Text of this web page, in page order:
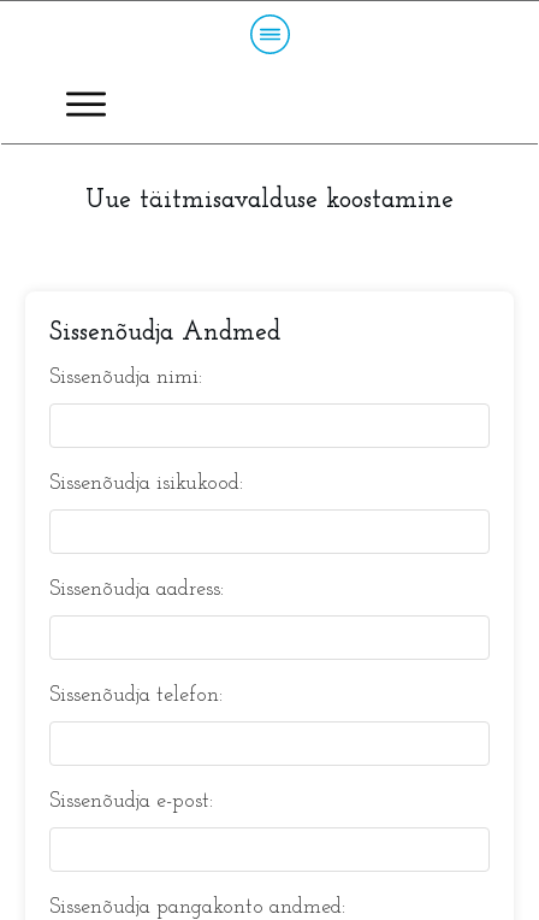
Uue täitmisavalduse koostamine
Sissenõudja Andmed
Sissenõudja nimi:
Sissenõudja isikukood:
Sissenõudja aadress:
Sissenõudja telefon:
Sissenõudja e-post:
Sissenõudja pangakonto andmed: